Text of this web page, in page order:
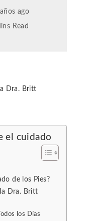
ago
Read
Dra. Britt
el cuidado
de los Pies?
Dra. Britt
los Días